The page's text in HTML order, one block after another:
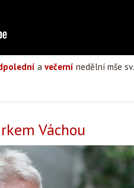
a večerní nedělní mše sv.
Váchou